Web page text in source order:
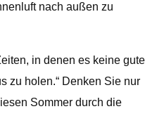
nach außen zu
in denen es keine gute
zu holen.“ Denken Sie nur
Sommer durch die